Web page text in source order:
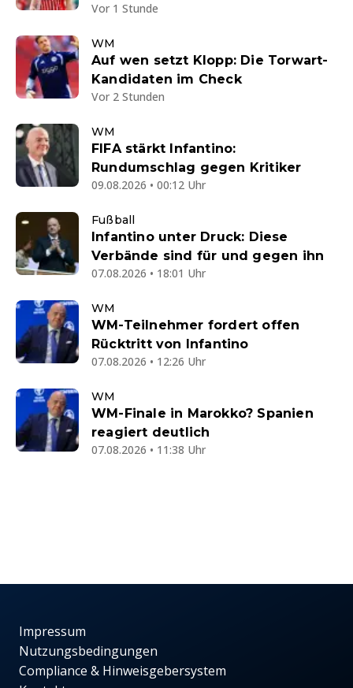
Vor 1 Stunde
WM
Auf wen setzt Klopp: Die Torwart-
Kandidaten im Check
Vor 2 Stunden
WM
FIFA stärkt Infantino:
Rundumschlag gegen Kritiker
09.08.2026 • 00:12 Uhr
Fußball
Infantino unter Druck: Diese
Verbände sind für und gegen ihn
07.08.2026 • 18:01 Uhr
WM
WM-Teilnehmer fordert offen
Rücktritt von Infantino
07.08.2026 • 12:26 Uhr
WM
WM-Finale in Marokko? Spanien
reagiert deutlich
07.08.2026 • 11:38 Uhr
Impressum
Nutzungsbedingungen
Compliance & Hinweisgebersystem